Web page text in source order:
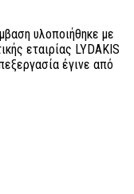
υλοποιήθηκε με
εταιρίας LYDAKIS
έγινε από